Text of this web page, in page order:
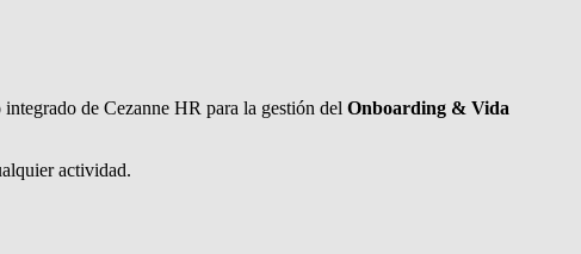
de Cezanne HR para la gestión del Onboarding & Vida
actividad.